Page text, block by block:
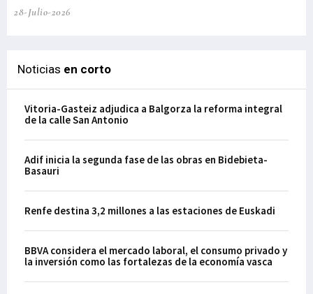
28-Julio-2026
Noticias en corto
Vitoria-Gasteiz adjudica a Balgorza la reforma integral
de la calle San Antonio
Adif inicia la segunda fase de las obras en Bidebieta-
Basauri
Renfe destina 3,2 millones a las estaciones de Euskadi
BBVA considera el mercado laboral, el consumo privado y
la inversión como las fortalezas de la economía vasca